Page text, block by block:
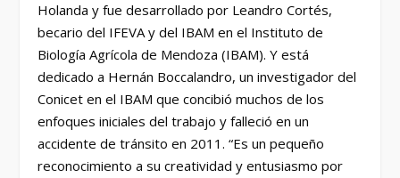
Holanda y fue desarrollado por Leandro Cortés,
becario del IFEVA y del IBAM en el Instituto de
Biología Agrícola de Mendoza (IBAM). Y está
dedicado a Hernán Boccalandro, un investigador del
Conicet en el IBAM que concibió muchos de los
enfoques iniciales del trabajo y falleció en un
accidente de tránsito en 2011. “Es un pequeño
reconocimiento a su creatividad y entusiasmo por